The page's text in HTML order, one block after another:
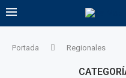
Portada Regionales